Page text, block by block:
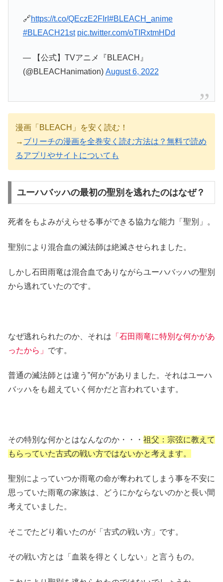
🔗https://t.co/QEczE2FIrI #BLEACH_anime
#BLEACH21st pic.twitter.com/oTIRxtmHDd
— 【公式】TVアニメ『BLEACH』
(@BLEACHanimation) August 6, 2022
漫画「BLEACH」を安く読む！
→ ブリーチの漫画を全巻安く読む方法は？無料で読め
るアプリやサイトについても
ユーハバッハの最初の聖別を逃れたのはなぜ？
死者をもよみがえらせる事ができる協力な能力「聖別」。
聖別により混合血の滅法師は絶滅させられました。
しかし石田雨竜は混合血でありながらユーハバッハの聖別
から逃れていたのです。
なぜ逃れられたのか、それは 「石田雨竜に特別な何かがあ
ったから」 です。
普通の滅法師とは違う”何か”がありました。それはユーハ
バッハをも超えていく何かだと言われています。
その特別な何かとはなんなのか・・・ 祖父：宗弦に教えて
もらっていた古式の戦い方ではないかと考えます。
聖別によっていつか雨竜の命が奪われてしまう事を不安に
思っていた雨竜の家族は、どうにかならないのかと長い間
考えていました。
そこでたどり着いたのが「古式の戦い方」です。
その戦い方とは「血装を得とくしない」と言うもの。